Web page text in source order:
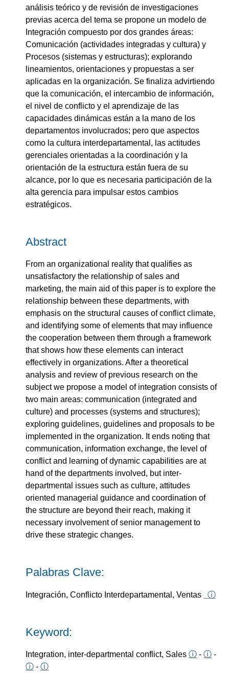
análisis teórico y de revisión de investigaciones
previas acerca del tema se propone un modelo de
Integración compuesto por dos grandes áreas:
Comunicación (actividades integradas y cultura) y
Procesos (sistemas y estructuras); explorando
lineamientos, orientaciones y propuestas a ser
aplicadas en la organización. Se finaliza advirtiendo
que la comunicación, el intercambio de información,
el nivel de conflicto y el aprendizaje de las
capacidades dinámicas están a la mano de los
departamentos involucrados; pero que aspectos
como la cultura interdepartamental, las actitudes
gerenciales orientadas a la coordinación y la
orientación de la estructura están fuera de su
alcance, por lo que es necesaria participación de la
alta gerencia para impulsar estos cambios
estratégicos.
Abstract
From an organizational reality that qualifies as
unsatisfactory the relationship of sales and
marketing, the main aid of this paper is to explore the
relationship between these departments, with
emphasis on the structural causes of conflict climate,
and identifying some of elements that may influence
the cooperation between them through a framework
that shows how these elements can interact
effectively in organizations. After a theoretical
analysis and review of previous research on the
subject we propose a model of integration consists of
two main areas: communication (integrated and
culture) and processes (systems and structures);
exploring guidelines, guidelines and proposals to be
implemented in the organization. It ends noting that
communication, information exchange, the level of
conflict and learning of dynamic capabilities are at
hand of the departments involved, but inter-
departmental issues such as culture, attitudes
oriented managerial guidance and coordination of
the structure are beyond their reach, making it
necessary involvement of senior management to
drive these strategic changes.
Palabras Clave:
Integración, Conflicto Interdepartamental, Ventas ⓘ
Keyword:
Integration, inter-departmental conflict, Sales ⓘ - ⓘ -
ⓘ - ⓘ